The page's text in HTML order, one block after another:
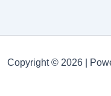
Copyright © 2026 |